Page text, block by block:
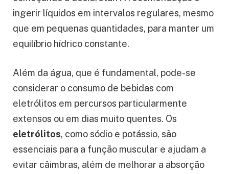
ingerir líquidos em intervalos regulares, mesmo
que em pequenas quantidades, para manter um
equilíbrio hídrico constante.
Além da água, que é fundamental, pode-se
considerar o consumo de bebidas com
eletrólitos em percursos particularmente
extensos ou em dias muito quentes. Os
eletrólitos, como sódio e potássio, são
essenciais para a função muscular e ajudam a
evitar câimbras, além de melhorar a absorção